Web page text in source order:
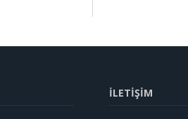
İLETİŞİM